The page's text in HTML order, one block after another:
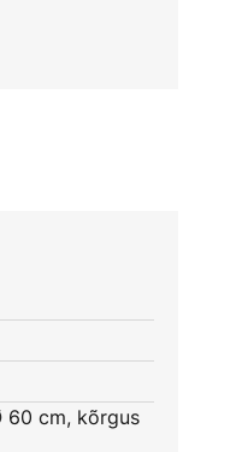
cm, kõrgus